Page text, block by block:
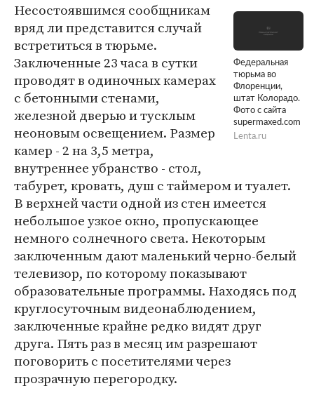
Федеральная
тюрьма во
Флоренции,
штат Колорадо.
Фото с сайта
supermaxed.com
Lenta.ru
Несостоявшимся сообщникам
вряд ли представится случай
встретиться в тюрьме.
Заключенные 23 часа в сутки
проводят в одиночных камерах
с бетонными стенами,
железной дверью и тусклым
неоновым освещением. Размер
камер - 2 на 3,5 метра,
внутреннее убранство - стол,
табурет, кровать, душ с таймером и туалет.
В верхней части одной из стен имеется
небольшое узкое окно, пропускающее
немного солнечного света. Некоторым
заключенным дают маленький черно-белый
телевизор, по которому показывают
образовательные программы. Находясь под
круглосуточным видеонаблюдением,
заключенные крайне редко видят друг
друга. Пять раз в месяц им разрешают
поговорить с посетителями через
прозрачную перегородку.